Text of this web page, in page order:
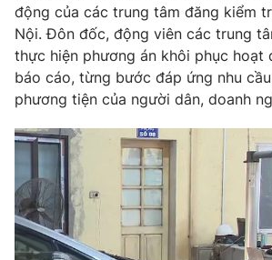
Photo
Video Shorts
VTV Money VTV Thể
VTV Sức khoẻ Bất
Thị trường 24h Tấm
động của các trung tâm đăng kiểm
Nội. Đôn đốc, động viên các trung
thực hiện phương án khôi phục hoạt
báo cáo, từng bước đáp ứng nhu
phương tiện của người dân, doanh